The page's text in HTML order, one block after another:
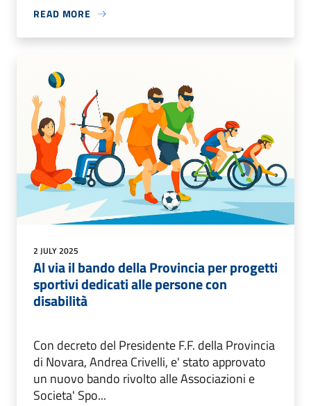
READ MORE
2 JULY 2025
Al via il bando della Provincia per progetti
sportivi dedicati alle persone con
disabilità
Con decreto del Presidente F.F. della Provincia
di Novara, Andrea Crivelli, e' stato approvato
un nuovo bando rivolto alle Associazioni e
Societa' Spo...